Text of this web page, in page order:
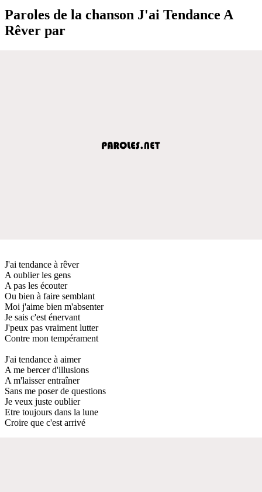
Paroles de la chanson J'ai Tendance A
Rêver par
J'ai tendance à rêver
A oublier les gens
A pas les écouter
Ou bien à faire semblant
Moi j'aime bien m'absenter
Je sais c'est énervant
J'peux pas vraiment lutter
Contre mon tempérament
J'ai tendance à aimer
A me bercer d'illusions
A m'laisser entraîner
Sans me poser de questions
Je veux juste oublier
Etre toujours dans la lune
Croire que c'est arrivé